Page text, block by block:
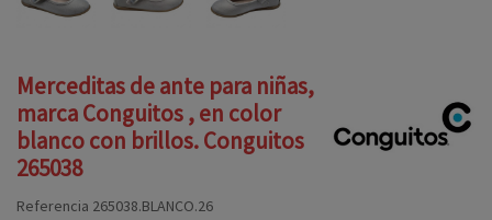
Merceditas de ante para niñas,
marca Conguitos , en color
blanco con brillos. Conguitos
265038
Referencia 265038.BLANCO.26